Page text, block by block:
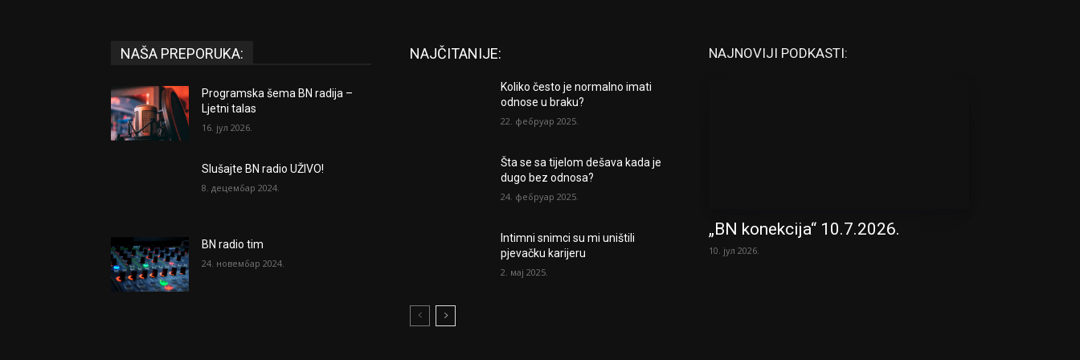
NAŠA PREPORUKA:
Programska šema BN radija –
Ljetni talas
16. јул 2026.
Slušajte BN radio UŽIVO!
8. децембар 2024.
BN radio tim
24. новембар 2024.
NAJČITANIJE:
Koliko često je normalno imati
odnose u braku?
22. фебруар 2025.
Šta se sa tijelom dešava kada je
dugo bez odnosa?
24. фебруар 2025.
Intimni snimci su mi uništili
pjevačku karijeru
2. мај 2025.
NAJNOVIJI PODKASTI:
„BN konekcija“ 10.7.2026.
10. јул 2026.